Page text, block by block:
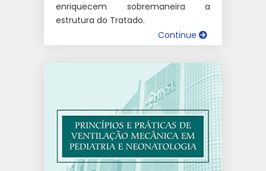
enriquecem sobremaneira a
estrutura do Tratado.
Continue